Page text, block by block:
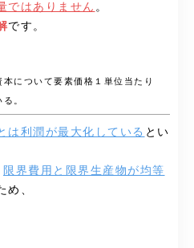
ではありません 。
です。
について要素価格１単位当たり
。
は利潤が最大化している とい
限界費用と限界生産物が均等
め、